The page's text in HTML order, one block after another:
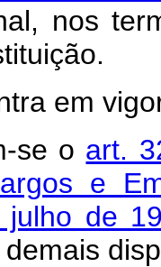
nos
em
se o art.
e
de
demais